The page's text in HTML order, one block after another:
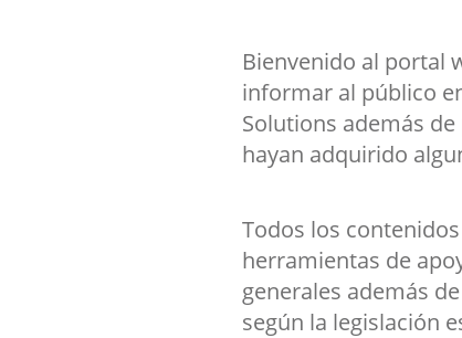
Bienvenido al portal
informar al público
Solutions además
hayan adquirido
Todos los
herramientas de
generales además
según la legislación